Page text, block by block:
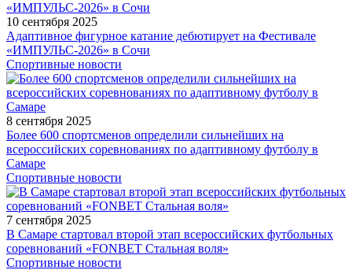
10 сентября 2025
Адаптивное фигурное катание дебютирует на Фестивале
«ИМПУЛЬС-2026» в Сочи
Спортивные новости
8 сентября 2025
Более 600 спортсменов определили сильнейших на
всероссийских соревнованиях по адаптивному футболу в
Самаре
Спортивные новости
7 сентября 2025
В Самаре стартовал второй этап всероссийских футбольных
соревнований «FONBET Стальная воля»
Спортивные новости